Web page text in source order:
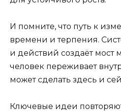
И помните, что путь к
времени и терпения.
и действий создаёт мост
человек переживает
может сделать здесь и
Ключевые идеи